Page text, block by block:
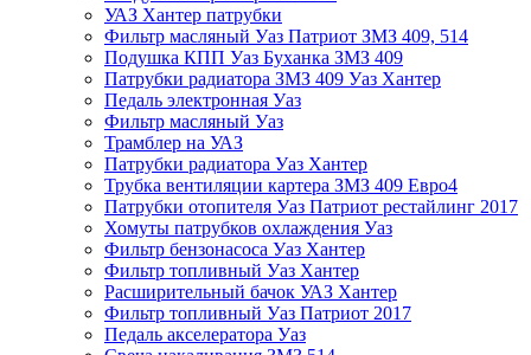
УАЗ Хантер патрубки
Фильтр масляный Уаз Патриот ЗМЗ 409, 514
Подушка КПП Уаз Буханка ЗМЗ 409
Патрубки радиатора ЗМЗ 409 Уаз Хантер
Педаль электронная Уаз
Фильтр масляный Уаз
Трамблер на УАЗ
Патрубки радиатора Уаз Хантер
Трубка вентиляции картера ЗМЗ 409 Евро4
Патрубки отопителя Уаз Патриот рестайлинг 2017
Хомуты патрубков охлаждения Уаз
Фильтр бензонасоса Уаз Хантер
Фильтр топливный Уаз Хантер
Расширительный бачок УАЗ Хантер
Фильтр топливный Уаз Патриот 2017
Педаль акселератора Уаз